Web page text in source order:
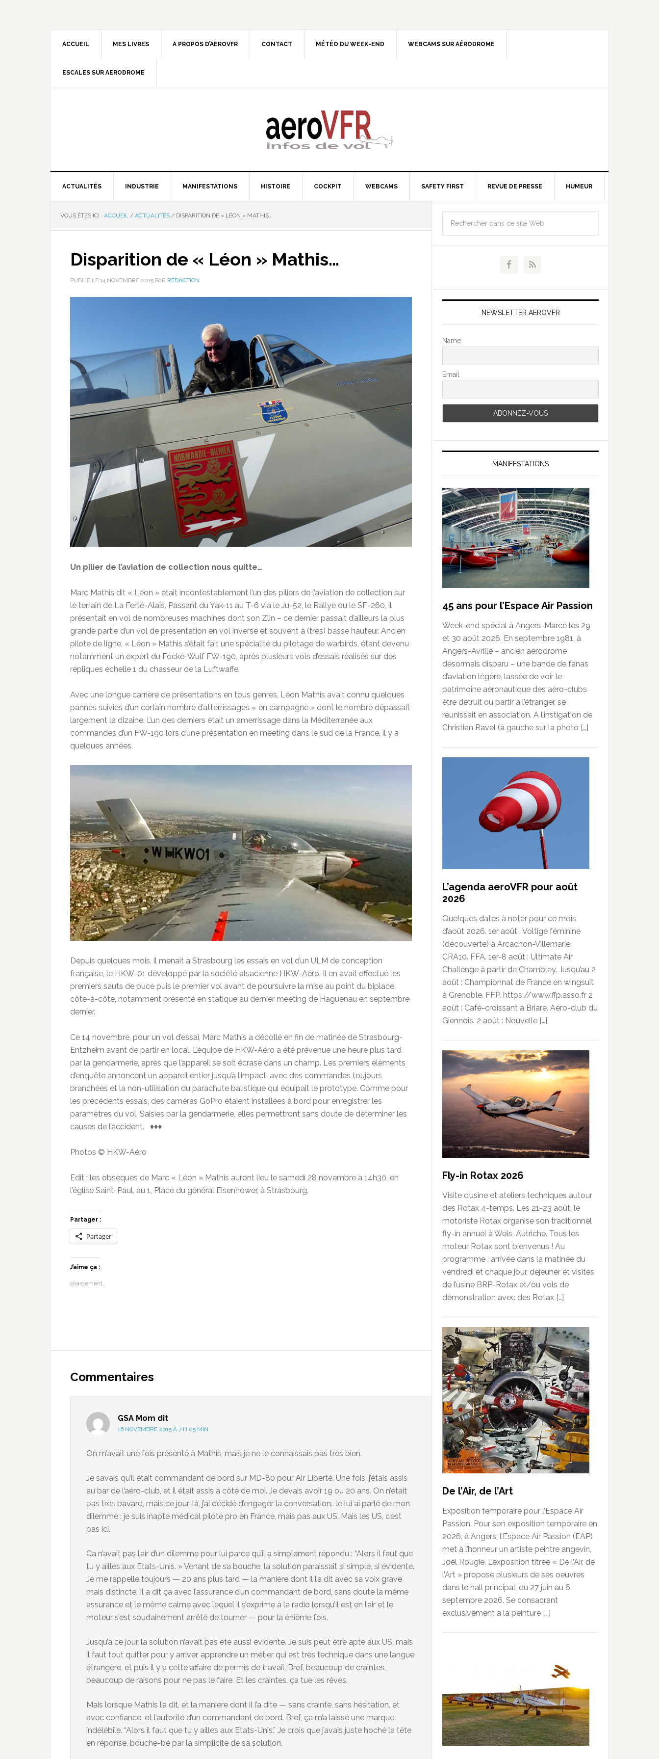
ACCUEIL MES LIVRES A PROPOS D’AEROVFR CONTACT MÉTÉO DU WEEK-END WEBCAMS SUR AÉRODROME
ESCALES SUR AERODROME
ACTUALITÉS INDUSTRIE MANIFESTATIONS HISTOIRE COCKPIT WEBCAMS SAFETY FIRST REVUE DE PRESSE HUMEUR
VOUS ÊTES ICI : ACCUEIL / ACTUALITÉS / DISPARITION DE « LÉON » MATHIS…
Disparition de « Léon » Mathis…
PUBLIÉ LE 14 NOVEMBRE 2015 PAR RÉDACTION
Un pilier de l’aviation de collection nous quitte…
Marc Mathis dit « Léon » était incontestablement l’un des piliers de l’aviation de collection sur
le terrain de La Ferté-Alais. Passant du Yak-11 au T-6 via le Ju-52, le Rallye ou le SF-260, il
présentait en vol de nombreuses machines dont son Zlin – ce dernier passait d’ailleurs la plus
grande partie d’un vol de présentation en vol inversé et souvent à (très) basse hauteur. Ancien
pilote de ligne, « Léon » Mathis s’était fait une spécialité du pilotage de warbirds, étant devenu
notamment un expert du Focke-Wulf FW-190, après plusieurs vols d’essais réalisés sur des
répliques échelle 1 du chasseur de la Luftwaffe.
Avec une longue carrière de présentations en tous genres, Léon Mathis avait connu quelques
pannes suivies d’un certain nombre d’atterrissages « en campagne » dont le nombre dépassait
largement la dizaine. L’un des derniers était un amerrissage dans la Méditerranée aux
commandes d’un FW-190 lors d’une présentation en meeting dans le sud de la France, il y a
quelques années.
Depuis quelques mois, il menait à Strasbourg les essais en vol d’un ULM de conception
française, le HKW-01 développé par la société alsacienne HKW-Aéro. Il en avait effectué les
premiers sauts de puce puis le premier vol avant de poursuivre la mise au point du biplace
côte-à-côte, notamment présenté en statique au dernier meeting de Haguenau en septembre
dernier.
Ce 14 novembre, pour un vol d’essai, Marc Mathis a décollé en fin de matinée de Strasbourg-
Entzheim avant de partir en local. L’équipe de HKW-Aéro a été prévenue une heure plus tard
par la gendarmerie, après que l’appareil se soit écrasé dans un champ. Les premiers éléments
d’enquête annoncent un appareil entier jusqu’à l’impact, avec des commandes toujours
branchées et la non-utilisation du parachute balistique qui équipait le prototype. Comme pour
les précédents essais, des caméras GoPro étaient installées à bord pour enregistrer les
paramètres du vol. Saisies par la gendarmerie, elles permettront sans doute de déterminer les
causes de l’accident. ♦♦♦
Photos © HKW-Aéro
Edit : les obsèques de Marc « Léon » Mathis auront lieu le samedi 28 novembre à 14h30, en
l’église Saint-Paul, au 1, Place du général Eisenhower, à Strasbourg.
Partager :
Partager
J’aime ça :
chargement…
Commentaires
GSA Mom dit
16 NOVEMBRE 2015 À 7 H 05 MIN
On m’avait une fois présenté à Mathis, mais je ne le connaissais pas très bien.
Je savais qu’il était commandant de bord sur MD-80 pour Air Liberté. Une fois, j’étais assis
au bar de l’aéro-club, et il était assis à côté de moi. Je devais avoir 19 ou 20 ans. On n’était
pas très bavard, mais ce jour-là, j’ai décidé d’engager la conversation. Je lui ai parlé de mon
dilemme : je suis inapte médical pilote pro en France, mais pas aux US. Mais les US, c’est
pas ici.
Ca n’avait pas l’air d’un dilemme pour lui parce qu’il a simplement répondu : “Alors il faut que
tu y ailles aux Etats-Unis. » Venant de sa bouche, la solution paraissait si simple, si évidente.
Je me rappelle toujours — 20 ans plus tard — la manière dont il l’a dit avec sa voix grave
mais distincte. Il a dit ça avec l’assurance d’un commandant de bord, sans doute la même
assurance et le même calme avec lequel il s’exprime à la radio lorsqu’il est en l’air et le
moteur s’est soudainement arrêté de tourner — pour la énième fois.
Jusqu’à ce jour, la solution n’avait pas été aussi évidente. Je suis peut être apte aux US, mais
il faut tout quitter pour y arriver, apprendre un métier qui est très technique dans une langue
étrangère, et puis il y a cette affaire de permis de travail. Bref, beaucoup de craintes,
beaucoup de raisons pour ne pas le faire. Et les craintes, ça tue les rêves.
Mais lorsque Mathis l’a dit, et la manière dont il l’a dite — sans crainte, sans hésitation, et
avec confiance, et l’autorité d’un commandant de bord. Bref, ça m’a laissé une marque
indélébile. “Alors il faut que tu y ailles aux Etats-Unis.” Je crois que j’avais juste hoché la tête
en réponse, bouche-bé par la simplicité de sa solution.
NEWSLETTER AEROVFR
Name
Email
MANIFESTATIONS
45 ans pour l’Espace Air Passion
Week-end spécial à Angers-Marcé les 29
et 30 août 2026. En septembre 1981, à
Angers-Avrillé – ancien aérodrome
désormais disparu – une bande de fanas
d’aviation légère, lassée de voir le
patrimoine aéronautique des aéro-clubs
être détruit ou partir à l’étranger, se
réunissait en association. A l’instigation de
Christian Ravel (à gauche sur la photo […]
L’agenda aeroVFR pour août
2026
Quelques dates à noter pour ce mois
d’août 2026. 1er août : Voltige féminine
(découverte) à Arcachon-Villemarie.
CRA10. FFA. 1er-8 août : Ultimate Air
Challenge à partir de Chambley. Jusqu’au 2
août : Championnat de France en wingsuit
à Grenoble. FFP. https://www.ffp.asso.fr 2
août : Café-croissant à Briare. Aéro-club du
Giennois. 2 août : Nouvelle […]
Fly-in Rotax 2026
Visite d’usine et ateliers techniques autour
des Rotax 4-temps. Les 21-23 août, le
motoriste Rotax organise son traditionnel
fly-in annuel à Wels, Autriche. Tous les
moteur Rotax sont bienvenus ! Au
programme : arrivée dans la matinée du
vendredi et chaque jour, dejeuner et visites
de l’usine BRP-Rotax et/ou vols de
démonstration avec des Rotax […]
De l’Air, de l’Art
Exposition temporaire pour l’Espace Air
Passion. Pour son exposition temporaire en
2026, à Angers, l’Espace Air Passion (EAP)
met à l’honneur un artiste peintre angevin,
Joël Rougié. L’exposition titrée « De l’Air, de
l’Art » propose plusieurs de ses oeuvres
dans le hall principal, du 27 juin au 6
septembre 2026. Se consacrant
exclusivement à la peinture […]